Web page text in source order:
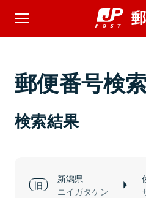
郵便番号検
検索結果
新潟県
ニイガタケン